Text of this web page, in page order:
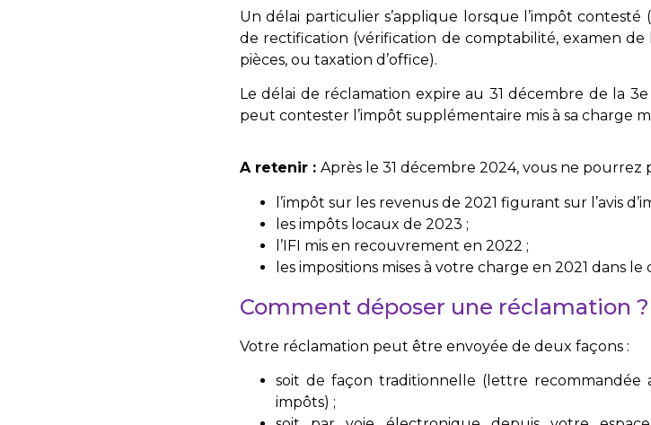
Un délai particulier s’applique lorsque l’impôt contesté
de rectification (vérification de comptabilité, examen
pièces, ou taxation d’office).
Le délai de réclamation expire au 31 décembre de la
peut contester l’impôt supplémentaire mis à sa charge
A retenir : Après le 31 décembre 2024, vous ne pourrez
l’impôt sur les revenus de 2021 figurant sur l’avis
les impôts locaux de 2023 ;
l’IFI mis en recouvrement en 2022 ;
les impositions mises à votre charge en 2021 dans
Comment déposer une réclamation ?
Votre réclamation peut être envoyée de deux façons :
soit de façon traditionnelle (lettre recommandée
impôts) ;